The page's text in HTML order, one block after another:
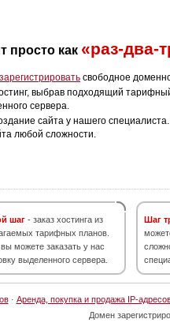
просто как «раз-два-
зарегистрировать свободное
выбрав подходящий
сервера.
сайта у нашего
любой сложности.
шаг - заказ хостинга из
тарифных планов.
можете заказать у нас
выделенного сервера.
Шаг
· Аренда, покупка и продажа IP-
Домен